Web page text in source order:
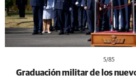
5/85
Graduación militar de los